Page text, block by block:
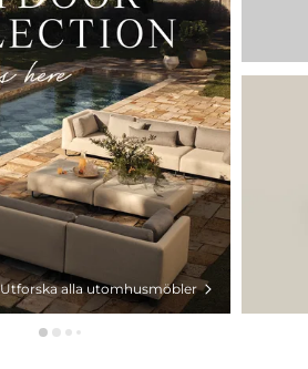
Utforska alla utomhusmöbler